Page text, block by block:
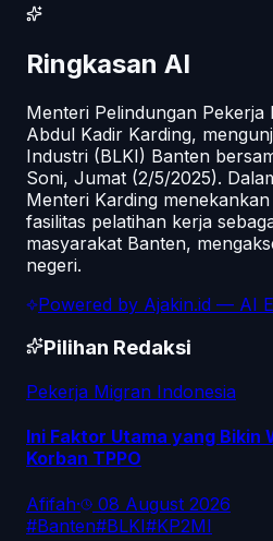
Ringkasan AI
Menteri Pelindungan
Abdul Kadir Karding,
Industri (BLKI) Banten
Soni, Jumat (2/5/2025).
Menteri Karding
fasilitas pelatihan kerja
masyarakat Banten,
negeri.
Powered by Ajakin.id — AI
Pilihan Redaksi
Pekerja Migran Indonesia
Ini Faktor Utama yang Bikin
Korban TPPO
Afifah·
08 August 2026
#Banten#BLKI#KP2MI